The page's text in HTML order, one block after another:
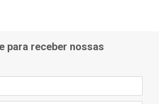
para receber nossas